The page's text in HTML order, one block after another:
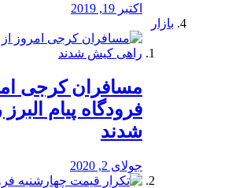
اکتبر 19, 2019
بازار
مسافران کرجی
فرودگاه پیام
شدند
جولای 2, 2020